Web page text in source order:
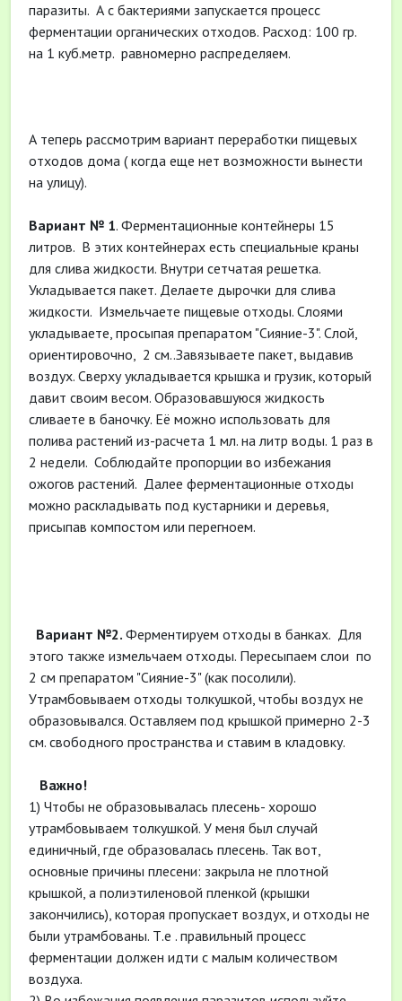
паразиты. А с бактериями запускается процесс
ферментации органических отходов. Расход: 100 гр.
на 1 куб.метр. равномерно распределяем.
А теперь рассмотрим вариант переработки пищевых
отходов дома ( когда еще нет возможности вынести
на улицу).
Вариант № 1. Ферментационные контейнеры 15
литров. В этих контейнерах есть специальные краны
для слива жидкости. Внутри сетчатая решетка.
Укладывается пакет. Делаете дырочки для слива
жидкости. Измельчаете пищевые отходы. Слоями
укладываете, просыпая препаратом "Сияние-3". Слой,
ориентировочно, 2 см..Завязываете пакет, выдавив
воздух. Сверху укладывается крышка и грузик, который
давит своим весом. Образовавшуюся жидкость
сливаете в баночку. Её можно использовать для
полива растений из-расчета 1 мл. на литр воды. 1 раз в
2 недели. Соблюдайте пропорции во избежания
ожогов растений. Далее ферментационные отходы
можно раскладывать под кустарники и деревья,
присыпав компостом или перегноем.
Вариант №2. Ферментируем отходы в банках. Для
этого также измельчаем отходы. Пересыпаем слои по
2 см препаратом "Сияние-3" (как посолили).
Утрамбовываем отходы толкушкой, чтобы воздух не
образовывался. Оставляем под крышкой примерно 2-3
см. свободного пространства и ставим в кладовку.
Важно!
1) Чтобы не образовывалась плесень- хорошо
утрамбовываем толкушкой. У меня был случай
единичный, где образовалась плесень. Так вот,
основные причины плесени: закрыла не плотной
крышкой, а полиэтиленовой пленкой (крышки
закончились), которая пропускает воздух, и отходы не
были утрамбованы. Т.е . правильный процесс
ферментации должен идти с малым количеством
воздуха.